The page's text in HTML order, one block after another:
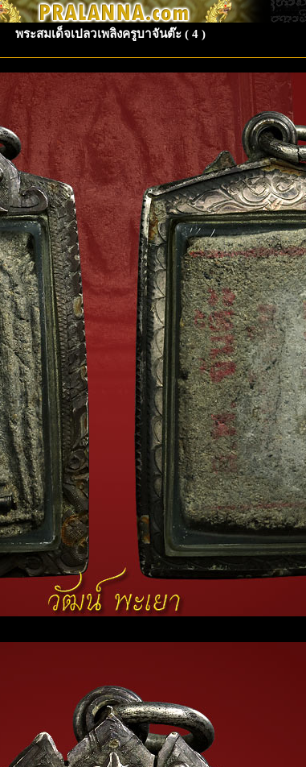
พระสมเด็จเปลวเพลิงครูบาจันต๊ะ ( 4 )